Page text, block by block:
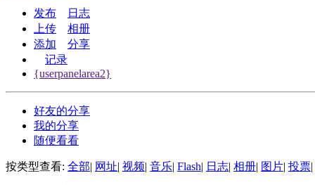
发布
日志
上传
相册
添加
分享
记录
{userpanelarea2}
好友的分享
我的分享
随便看看
按类型查看: 全部| 网址| 视频| 音乐| Flash| 日志| 相册| 图片| 投票|